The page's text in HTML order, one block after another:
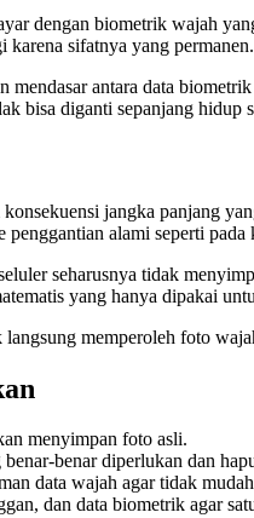
dengan biometrik wajah
sifatnya yang permanen.
mendasar antara data
bisa diganti sepanjang hidup
jangka panjang
alami seperti pada
seharusnya tidak
yang hanya dipakai
memperoleh foto
menyimpan foto asli.
benar diperlukan dan
data wajah agar tidak
dan data biometrik agar